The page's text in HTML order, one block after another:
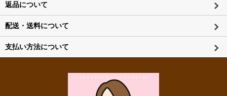
返品について
配送・送料について
支払い方法について